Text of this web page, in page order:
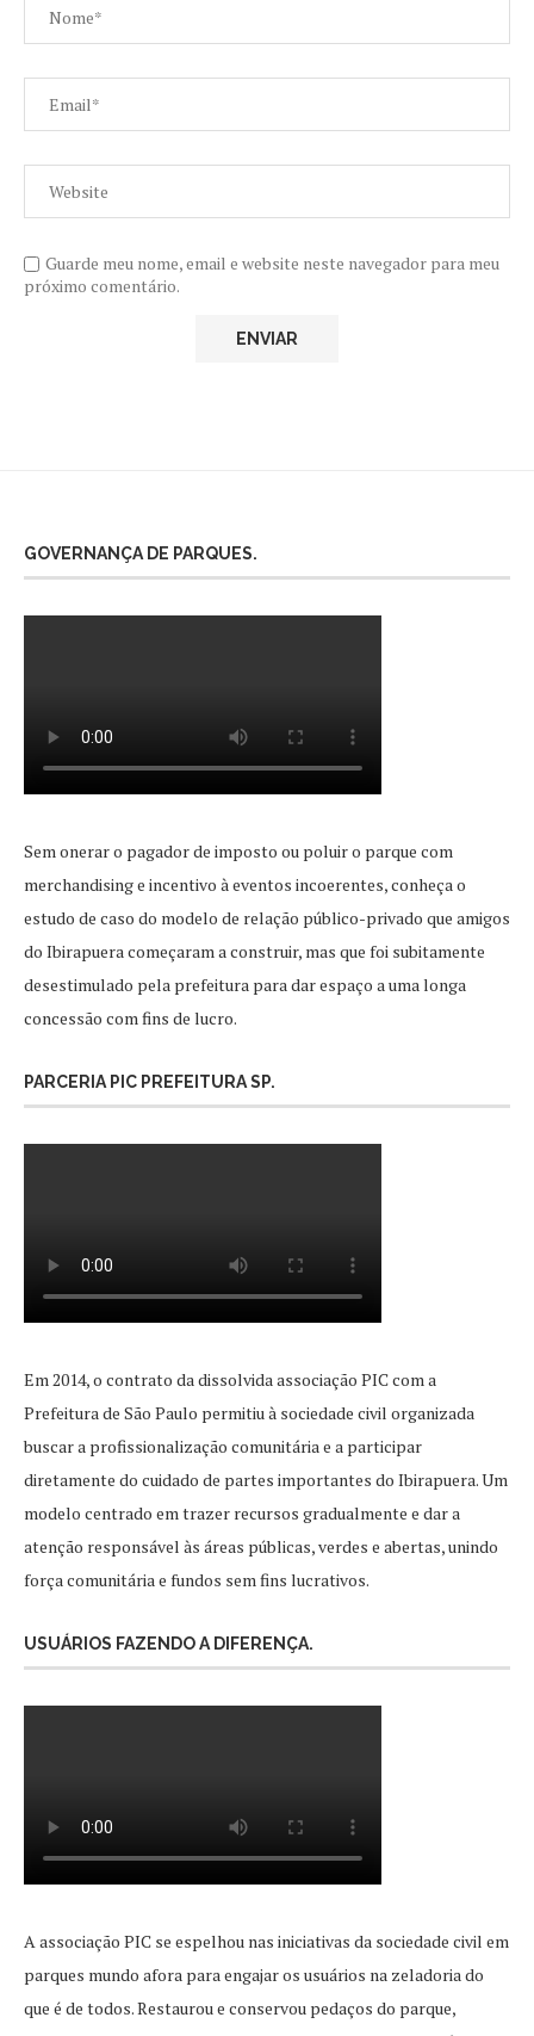
Guarde meu nome, email e website neste navegador para meu
próximo comentário.
GOVERNANÇA DE PARQUES.
Sem onerar o pagador de imposto ou poluir o parque com
merchandising e incentivo à eventos incoerentes, conheça o
estudo de caso do modelo de relação público-privado que amigos
do Ibirapuera começaram a construir, mas que foi subitamente
desestimulado pela prefeitura para dar espaço a uma longa
concessão com fins de lucro.
PARCERIA PIC PREFEITURA SP.
Em 2014, o contrato da dissolvida associação PIC com a
Prefeitura de São Paulo permitiu à sociedade civil organizada
buscar a profissionalização comunitária e a participar
diretamente do cuidado de partes importantes do Ibirapuera. Um
modelo centrado em trazer recursos gradualmente e dar a
atenção responsável às áreas públicas, verdes e abertas, unindo
força comunitária e fundos sem fins lucrativos.
USUÁRIOS FAZENDO A DIFERENÇA.
A associação PIC se espelhou nas iniciativas da sociedade civil em
parques mundo afora para engajar os usuários na zeladoria do
que é de todos. Restaurou e conservou pedaços do parque,